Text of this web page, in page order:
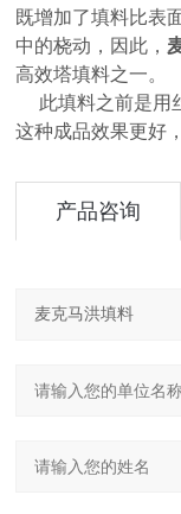
既增加了填料比表
中的桡动，因此，
高效塔填料之一。
此填料之前是用
这种成品效果更好
产品咨询